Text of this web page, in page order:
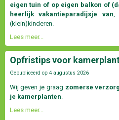
eigen tuin of op eigen balkon of
heerlijk vakantieparadijsje van,
(klein)kinderen.
Lees meer...
Opfristips voor
Gepubliceerd op 4 augustus 2026
Wij geven je graag zomerse
je kamerplanten.
Lees meer...